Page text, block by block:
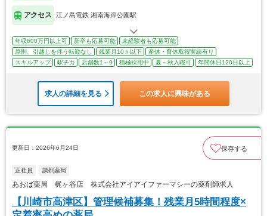
アクセス 江ノ島電鉄 湘南海岸公園駅
年収600万円以上可 新卒も応募可能
未経験者も応募可能
原則、引越しを伴う転勤なし
残業月10ｈ以下
産休・育休取得実績有り
スキルアップ
駅チカ 店舗数1～9 積極採用中 夏～秋入職可 年間休日120日以上
求人の詳細を見る この求人に興味がある
更新日：2026年6月24日 保存する
正社員 調剤薬局
あおば薬局 梶ヶ谷店 株式会社アイアイファーマシーの薬剤師求人
【川崎市高津区】管理候補募集！残業月5時間程度×